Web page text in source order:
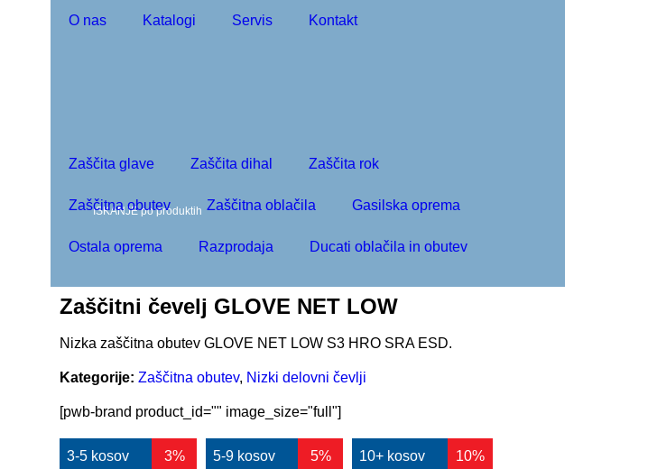
O nas Katalogi Servis Kontakt
Zaščita glave Zaščita dihal Zaščita rok
Zaščitna obutev Zaščitna oblačila Gasilska oprema
Ostala oprema Razprodaja Ducati oblačila in obutev
Zaščitni čevelj GLOVE NET LOW
Nizka zaščitna obutev GLOVE NET LOW S3 HRO SRA ESD.
Kategorije: Zaščitna obutev, Nizki delovni čevlji
[pwb-brand product_id="" image_size="full"]
3-5 kosov 3% 5-9 kosov 5% 10+ kosov 10%